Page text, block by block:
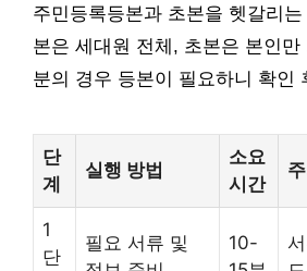
주민등록등본과 초본을 헷갈리
본은 세대원 전체, 초본은 본인만
분의 경우 등본이 필요하니 확인
단
계
실행 방법
소요
시간
1
단
필요 서류 및
10-